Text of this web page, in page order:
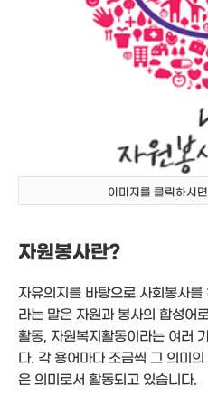
이미지를 클릭하시
자원봉사란?
자유의지를 바탕으로 사회봉사
라는 말은 자원과 봉사의 합성어
활동, 자원복지활동이라는 여러
다. 각 용어마다 조금씩 그 의미
은 의미로서 활동되고 있습니다.